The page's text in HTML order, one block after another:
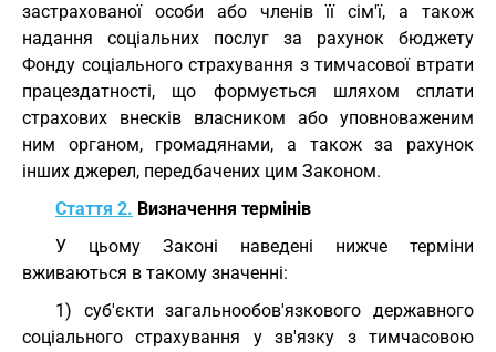
застрахованої особи або членів її сім'ї, а також
надання соціальних послуг за рахунок бюджету
Фонду соціального страхування з тимчасової втрати
працездатності, що формується шляхом сплати
страхових внесків власником або уповноваженим
ним органом, громадянами, а також за рахунок
інших джерел, передбачених цим Законом.
Стаття 2. Визначення термінів
У цьому Законі наведені нижче терміни
вживаються в такому значенні:
1) суб'єкти загальнообов'язкового державного
соціального страхування у зв'язку з тимчасовою